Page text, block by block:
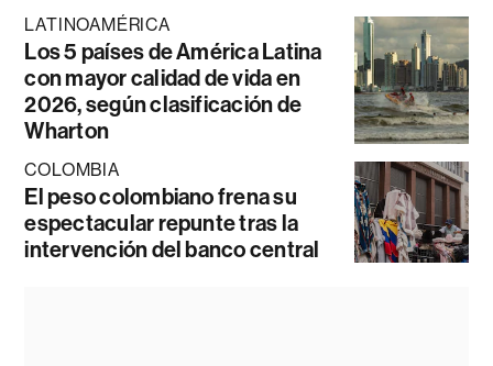
LATINOAMÉRICA
Los 5 países de América Latina
con mayor calidad de vida en
2026, según clasificación de
Wharton
COLOMBIA
El peso colombiano frena su
espectacular repunte tras la
intervención del banco central